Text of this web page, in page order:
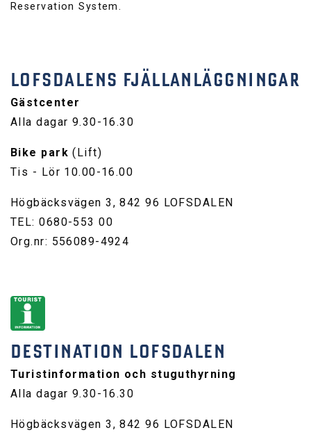
Reservation System.
DESTINATION LOFSDALEN
Turistinformation och stuguthyrning
Alla dagar 9.30-16.30
Högbäcksvägen 3, 842 96 LOFSDALEN
LOFSDALENS FJÄLLANLÄGGNINGAR
Gästcenter
Alla dagar 9.30-16.30
Bike park (Lift)
Tis - Lör 10.00-16.00
Högbäcksvägen 3, 842 96 LOFSDALEN
TEL: 0680-553 00
Org.nr: 556089-4924